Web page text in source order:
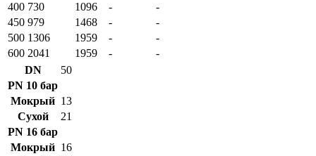
400 730 1096 -
-
450 979 1468 -
-
500 1306 1959 -
-
600 2041 1959 -
-
DN
50
PN 10 бар
Мокрый 13
Сухой
21
PN 16 бар
Мокрый 16